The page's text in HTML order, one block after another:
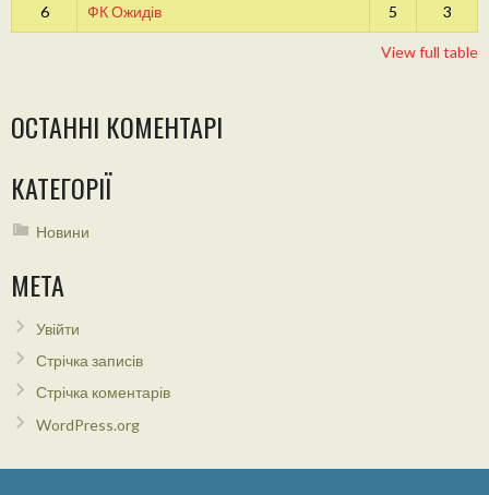
6 ФК Ожидів 5 3
View full table
ОСТАННІ КОМЕНТАРІ
КАТЕГОРІЇ
Новини
МЕТА
Увійти
Стрічка записів
Стрічка коментарів
WordPress.org